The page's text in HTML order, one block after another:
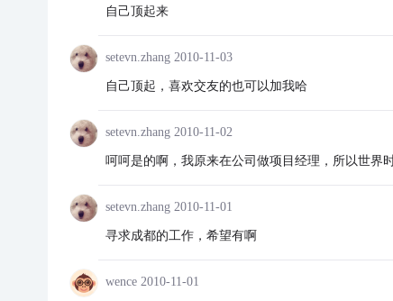
自己顶起来
setevn.zhang 2010-11-03
自己顶起，喜欢交友的也可以加我哈
setevn.zhang 2010-11-02
呵呵是的啊，我原来在公司做项目经理，所以世界
setevn.zhang 2010-11-01
寻求成都的工作，希望有啊
wence 2010-11-01